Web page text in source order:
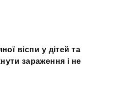
віспи у дітей та
зараження і не